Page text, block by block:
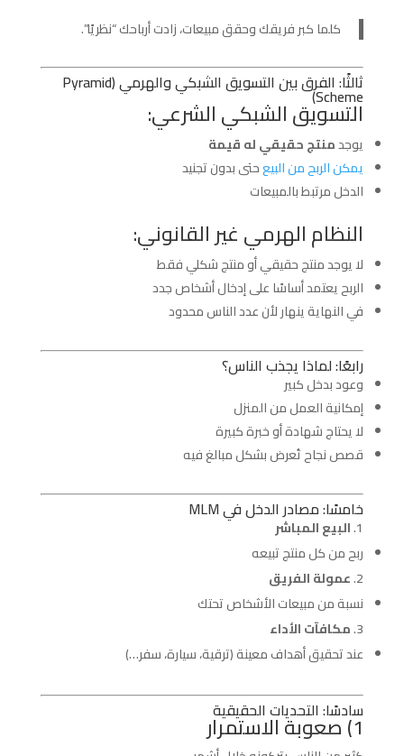
كلما كبر فريقك وحقق مبيعات، زادت أرباحك “نظريًا”.
ثالثًا: الفرق بين التسويق الشبكي والهرمي (Pyramid
Scheme)
التسويق الشبكي الشرعي:
يوجدمنتج حقيقي له قيمة
يمكن الربح من البيعحتى بدون تجنيد
الدخل مرتبط بالمبيعات
النظام الهرمي غير القانوني:
لا يوجد منتج حقيقي أو منتج شكلي فقط
الربح يعتمد أساسًا على إدخال أشخاص جدد
في النهاية ينهار لأن عدد الناس محدود
رابعًا: لماذا يجذب الناس؟
وعود بدخل كبير
إمكانية العمل من المنزل
لا يحتاج شهادة أو خبرة كبيرة
قصص نجاح تُعرض بشكل مبالغ فيه
خامسًا: مصادر الدخل في MLM
البيع المباشر
ربح من كل منتج تبيعه
عمولة الفريق
نسبة من مبيعات الأشخاص تحتك
مكافآت الأداء
عند تحقيق أهداف معينة (ترقية، سيارة، سفر…)
سادسًا: التحديات الحقيقية
1) صعوبة الاستمرار